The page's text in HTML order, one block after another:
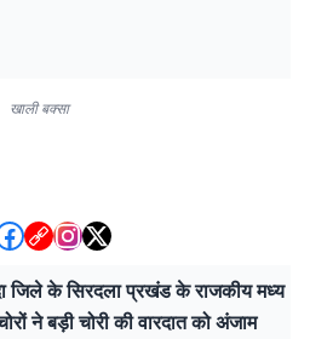
खाली बक्सा
के सिरदला प्रखंड के राजकीय मध्य
ने बड़ी चोरी की वारदात को अंजाम